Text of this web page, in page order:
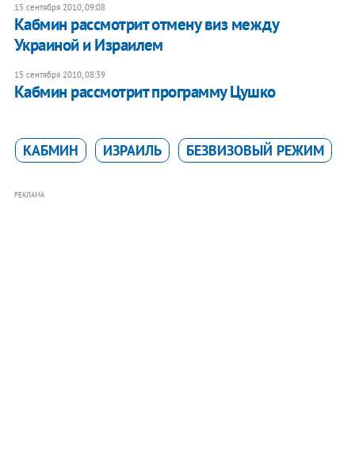
15 сентября 2010, 09:08
Кабмин рассмотрит отмену виз между
Украиной и Израилем
15 сентября 2010, 08:39
Кабмин рассмотрит программу Цушко
КАБМИН ИЗРАИЛЬ БЕЗВИЗОВЫЙ РЕЖИМ
РЕКЛАМА